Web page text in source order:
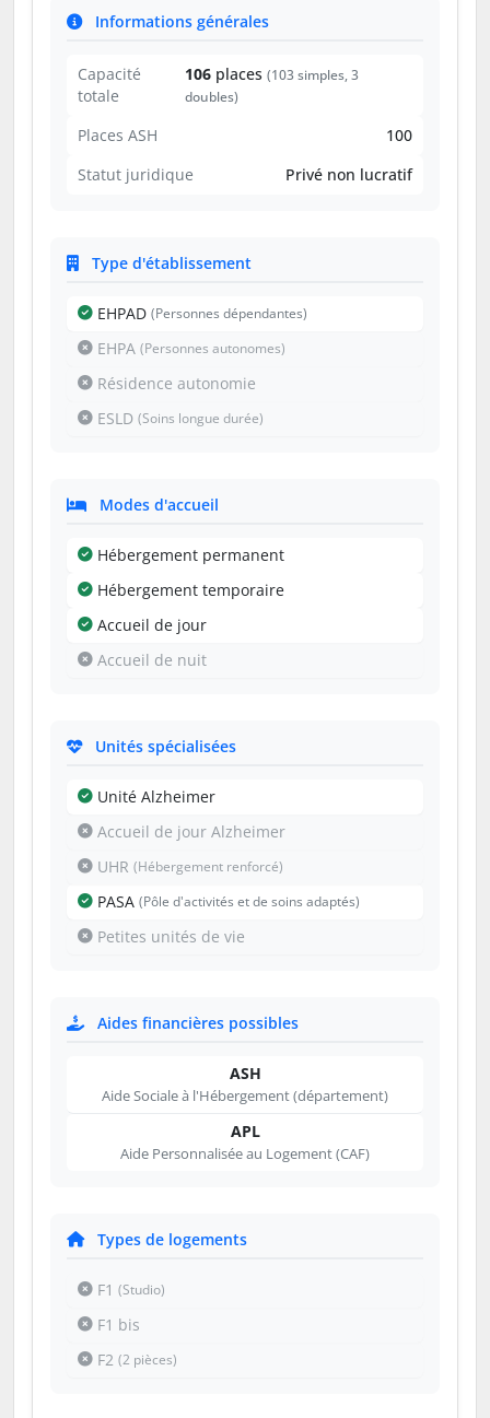
Informations générales
Capacité
totale
106 places(103 simples, 3
doubles)
Places ASH
100
Statut juridique
Privé non lucratif
Type d'établissement
EHPAD (Personnes dépendantes)
EHPA (Personnes autonomes)
Résidence autonomie
ESLD (Soins longue durée)
Modes d'accueil
Hébergement permanent
Hébergement temporaire
Accueil de jour
Accueil de nuit
Unités spécialisées
Unité Alzheimer
Accueil de jour Alzheimer
UHR (Hébergement renforcé)
PASA (Pôle d'activités et de soins adaptés)
Petites unités de vie
Aides financières possibles
ASH
Aide Sociale à l'Hébergement (département)
APL
Aide Personnalisée au Logement (CAF)
Types de logements
F1 (Studio)
F1 bis
F2 (2 pièces)